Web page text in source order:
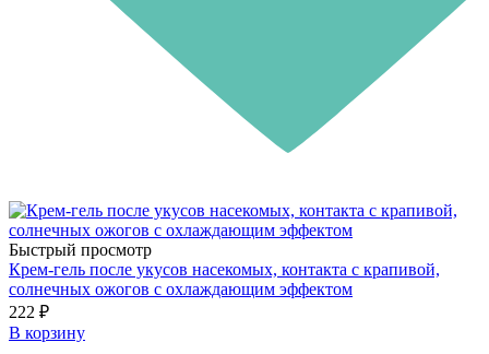
Быстрый просмотр
Крем-гель после укусов насекомых, контакта с крапивой,
солнечных ожогов с охлаждающим эффектом
222 ₽
В корзину